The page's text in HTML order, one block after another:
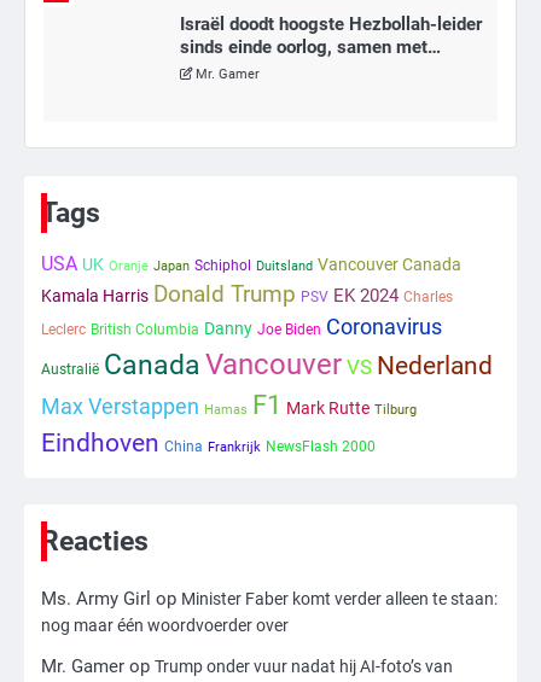
Israël doodt hoogste Hezbollah-leider
sinds einde oorlog, samen met
meerdere omwonenden
Mr. Gamer
6
1
Kleine veranderingen op komst
Mr. Gamer
2
3
Reiner, gearresteerd na dood ouders
Tags
USA UK Oranje Japan Schiphol Duitsland Vancouver Canada
Kamala Harris Donald Trump PSV EK 2024 Charles
Leclerc British Columbia Danny Joe Biden Coronavirus
Australië Canada Vancouver VS Nederland
Max Verstappen Hamas F1 Mark Rutte Tilburg
Eindhoven China Frankrijk NewsFlash 2000
Reacties
Ms. Army Girl op Minister Faber komt verder alleen te staan:
nog maar één woordvoerder over
Mr. Gamer op Trump onder vuur nadat hij AI-foto’s van